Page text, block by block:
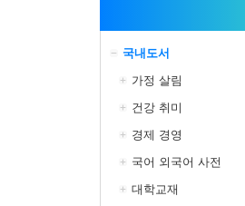
국내도서
가정 살림
건강 취미
경제 경영
국어 외국어 사전
대학교재